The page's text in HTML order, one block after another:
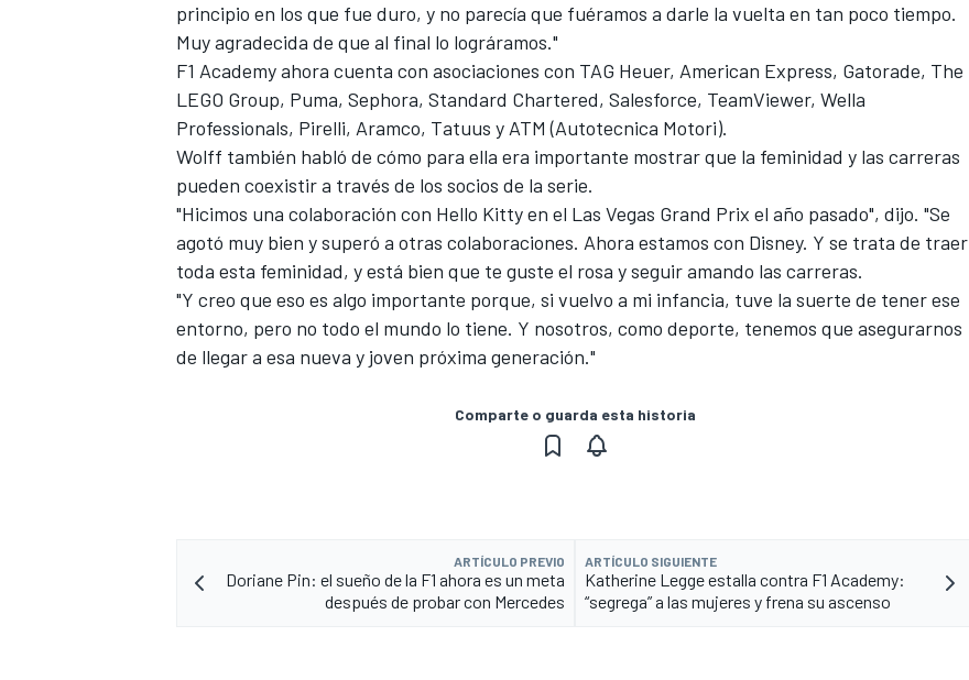
MÁS CATEGORÍAS
principio en los que fue duro, y no parecía que fuéramos a darle la vuelta en tan poco tiempo.
Muy agradecida de que al final lo lográramos."
F1 Academy ahora cuenta con asociaciones con TAG Heuer, American Express, Gatorade, The
LEGO Group, Puma, Sephora, Standard Chartered, Salesforce, TeamViewer, Wella
Professionals, Pirelli, Aramco, Tatuus y ATM (Autotecnica Motori).
Wolff también habló de cómo para ella era importante mostrar que la feminidad y las carreras
pueden coexistir a través de los socios de la serie.
"Hicimos una colaboración con Hello Kitty en el Las Vegas Grand Prix el año pasado", dijo. "Se
agotó muy bien y superó a otras colaboraciones. Ahora estamos con Disney. Y se trata de traer
toda esta feminidad, y está bien que te guste el rosa y seguir amando las carreras.
"Y creo que eso es algo importante porque, si vuelvo a mi infancia, tuve la suerte de tener ese
entorno, pero no todo el mundo lo tiene. Y nosotros, como deporte, tenemos que asegurarnos
de llegar a esa nueva y joven próxima generación."
Comparte o guarda esta historia
ARTÍCULO PREVIO
Doriane Pin: el sueño de la F1 ahora es un meta
después de probar con Mercedes
ARTÍCULO SIGUIENTE
Katherine Legge estalla contra F1 Academy:
“segrega” a las mujeres y frena su ascenso